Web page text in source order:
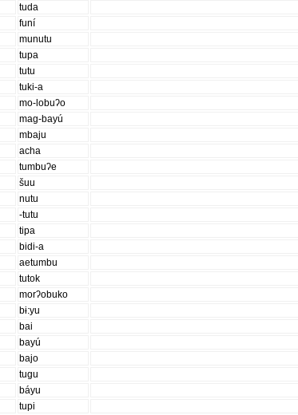
tuda
funí
munutu
tupa
tutu
tuki-a
mo-lobuʔo
mag-bayú
mbaju
acha
tumbuʔe
šuu
nutu
-tutu
tipa
bidi-a
aetumbu
tutok
morʔobuko
bɨ:yu
bai
bayú
bajo
tugu
báyu
tupi